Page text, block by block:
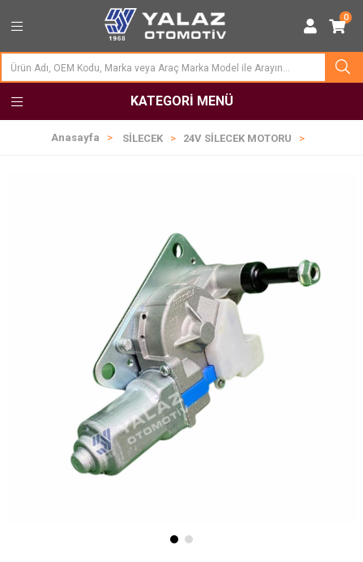
0
KATEGORI MENÜ
Anasayfa SİLECEK 24V SİLECEK MOTORU